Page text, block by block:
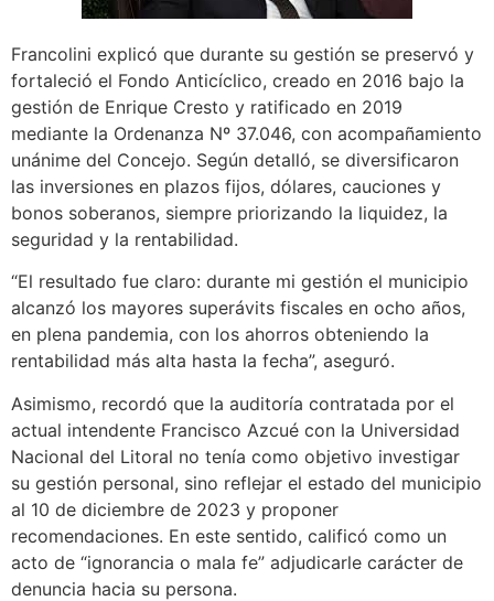
Francolini explicó que durante su gestión se preservó y
fortaleció el Fondo Anticíclico, creado en 2016 bajo la
gestión de Enrique Cresto y ratificado en 2019
mediante la Ordenanza Nº 37.046, con acompañamiento
unánime del Concejo. Según detalló, se diversificaron
las inversiones en plazos fijos, dólares, cauciones y
bonos soberanos, siempre priorizando la liquidez, la
seguridad y la rentabilidad.
“El resultado fue claro: durante mi gestión el municipio
alcanzó los mayores superávits fiscales en ocho años,
en plena pandemia, con los ahorros obteniendo la
rentabilidad más alta hasta la fecha”, aseguró.
Asimismo, recordó que la auditoría contratada por el
actual intendente Francisco Azcué con la Universidad
Nacional del Litoral no tenía como objetivo investigar
su gestión personal, sino reflejar el estado del municipio
al 10 de diciembre de 2023 y proponer
recomendaciones. En este sentido, calificó como un
acto de “ignorancia o mala fe” adjudicarle carácter de
denuncia hacia su persona.